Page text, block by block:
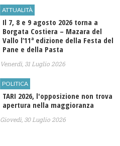
ATTUALITÀ
Il 7, 8 e 9 agosto 2026 torna a
Borgata Costiera – Mazara del
Vallo l’11ª edizione della Festa del
Pane e della Pasta
Venerdì, 31 Luglio 2026
POLITICA
TARI 2026, l'opposizione non trova
apertura nella maggioranza
Giovedì, 30 Luglio 2026